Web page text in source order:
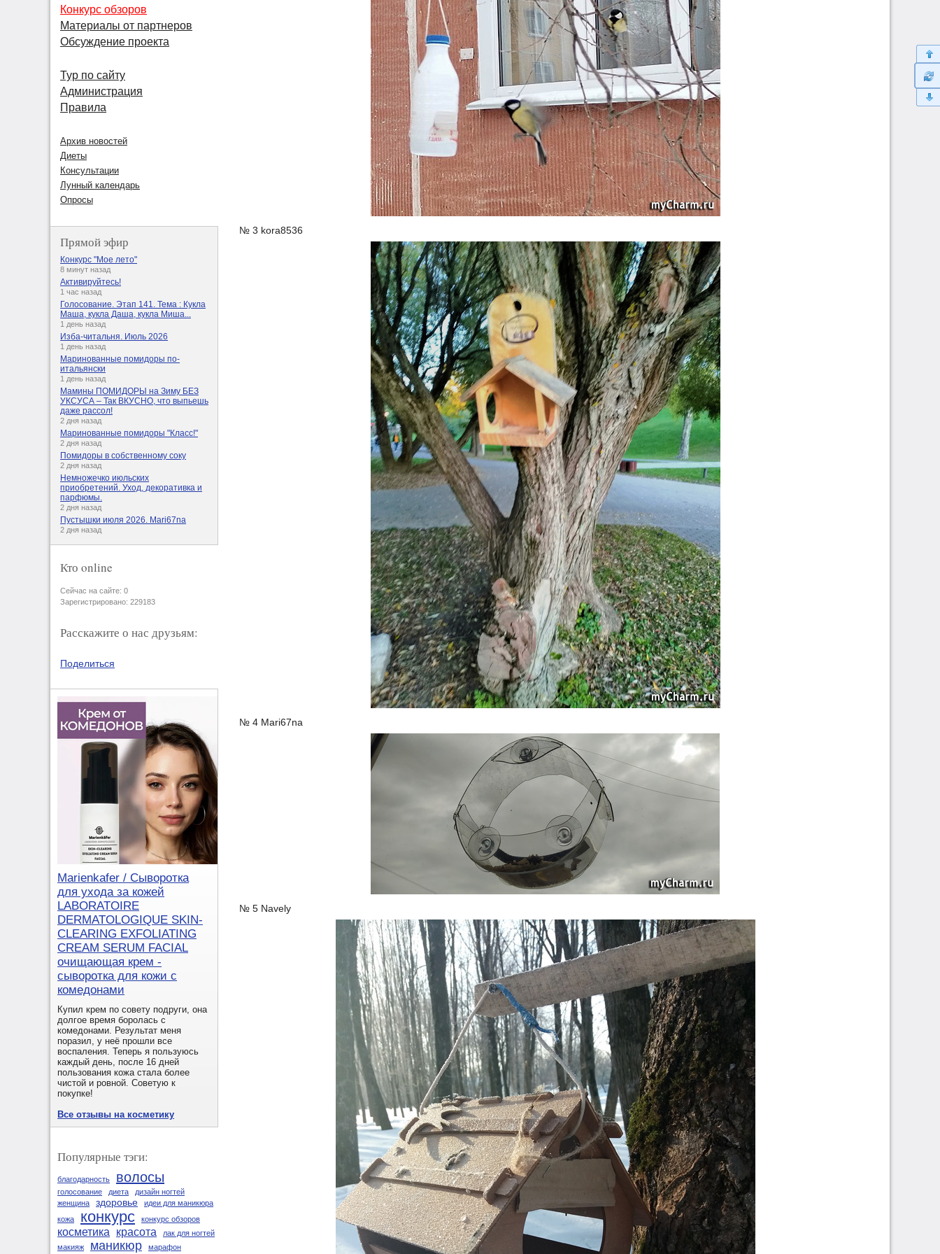
№ 3 kora8536
№ 4 Mari67na
№ 5 Navely
Конкурс обзоров
Материалы от партнеров
Обсуждение проекта
Тур по сайту
Администрация
Правила
Архив новостей
Диеты
Консультации
Лунный календарь
Опросы
Прямой эфир
Конкурс "Мое лето"
8 минут назад
Активируйтесь!
1 час назад
Голосование. Этап 141. Тема : Кукла
Маша, кукла Даша, кукла Миша...
1 день назад
Изба-читальня. Июль 2026
1 день назад
Маринованные помидоры по-
итальянски
1 день назад
Мамины ПОМИДОРЫ на Зиму БЕЗ
УКСУСА – Так ВКУСНО, что выпьешь
даже рассол!
2 дня назад
Маринованные помидоры "Класс!"
2 дня назад
Помидоры в собственному соку
2 дня назад
Немножечко июльских
приобретений. Уход, декоративка и
парфюмы.
2 дня назад
Пустышки июля 2026. Mari67na
2 дня назад
Кто online
Сейчас на сайте: 0
Зарегистрировано: 229183
Расскажите о нас друзьям:
Поделиться
Marienkafer / Сыворотка
для ухода за кожей
LABORATOIRE
DERMATOLOGIQUE SKIN-
CLEARING EXFOLIATING
CREAM SERUM FACIAL
очищающая крем -
сыворотка для кожи с
комедонами
Купил крем по совету подруги, она
долгое время боролась с
комедонами. Результат меня
поразил, у неё прошли все
воспаления. Теперь я пользуюсь
каждый день, после 16 дней
пользования кожа стала более
чистой и ровной. Советую к
покупке!
Все отзывы на косметику
Популярные тэги:
благодарность волосы
голосование диета
дизайн ногтей
женщина
здоровье
идеи для маникюра
кожа
конкурс конкурс обзоров
косметика красота
лак для ногтей
макияж
маникюр марафон